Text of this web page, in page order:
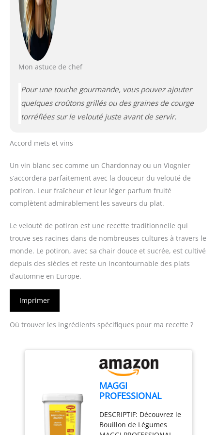
Mon astuce de chef
Pour une touche gourmande, vous pouvez ajouter
quelques croûtons grillés ou des graines de courge
torréfiées sur le velouté juste avant de servir.
Accord mets et vins
Un vin blanc sec comme un Chardonnay ou un Viognier
s’accordera parfaitement avec la douceur du velouté de
potiron. Leur fraîcheur et leur léger parfum fruité
complètent admirablement les saveurs du plat.
Le velouté de potiron est une recette traditionnelle qui
trouve ses racines dans de nombreuses cultures à travers le
monde. Le potiron, avec sa chair douce et sucrée, est cultivé
depuis des siècles et reste un incontournable des plats
d’automne en Europe.
Imprimer
Où trouver les ingrédients spécifiques pour ma recette ?
MAGGI
PROFESSIONAL
Légumes
Déshydraté -
DESCRIPTIF: Découvrez le
Bouillon de Légumes